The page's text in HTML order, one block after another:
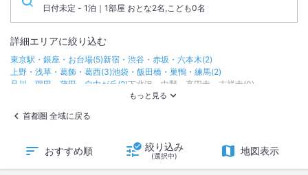
日付未定 - 1泊｜1部屋 おとな2名,こども0名
詳細エリアに絞り込む
東京駅・銀座・お台場(5)新宿・渋谷・赤坂・六本木(2)
上野・浅草・葛飾・葛西(3)池袋・飯田橋・巣鴨・練馬(2)
品川・羽田・蒲田・自由が丘(2)下北沢・中野・高円寺・吉祥寺(0)
町田・八王子・高尾(0 )奥多摩(0
首都圏 全域に戻る
おすすめ順 絞り込み
(選択中) 地図表示